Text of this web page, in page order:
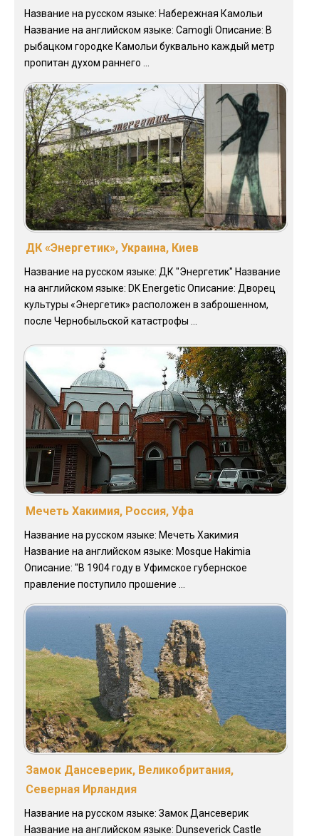
Название на русском языке: Набережная Камольи
Название на английском языке: Camogli Описание: В
рыбацком городке Камольи буквально каждый метр
пропитан духом раннего ...
ДК «Энергетик», Украина, Киев
Название на русском языке: ДК "Энергетик" Название
на английском языке: DK Energetic Описание: Дворец
культуры «Энергетик» расположен в заброшенном,
после Чернобыльской катастрофы ...
Мечеть Хакимия, Россия, Уфа
Название на русском языке: Мечеть Хакимия
Название на английском языке: Mosque Hakimia
Описание: "В 1904 году в Уфимское губернское
правление поступило прошение ...
Замок Дансеверик, Великобритания,
Северная Ирландия
Название на русском языке: Замок Дансеверик
Название на английском языке: Dunseverick Castle